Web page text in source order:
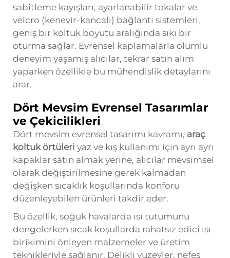
sabitleme kayışları, ayarlanabilir tokalar ve
velcro (kenevir-kancalı) bağlantı sistemleri,
geniş bir koltuk boyutu aralığında sıkı bir
oturma sağlar. Evrensel kaplamalarla olumlu
deneyim yaşamış alıcılar, tekrar satın alım
yaparken özellikle bu mühendislik detaylarını
arar.
Dört Mevsim Evrensel Tasarımlar
ve Çekicilikleri
Dört mevsim evrensel tasarımı kavramı, araç
koltuk örtüleri yaz ve kış kullanımı için ayrı ayrı
kapaklar satın almak yerine, alıcılar mevsimsel
olarak değiştirilmesine gerek kalmadan
değişken sıcaklık koşullarında konforu
düzenleyebilen ürünleri takdir eder.
Bu özellik, soğuk havalarda ısı tutumunu
dengelerken sıcak koşullarda rahatsız edici ısı
birikimini önleyen malzemeler ve üretim
teknikleriyle sağlanır. Delikli yüzeyler, nefes